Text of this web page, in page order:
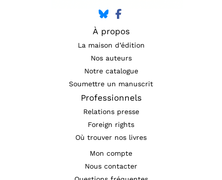
À propos
La maison d’édition
Nos auteurs
Notre catalogue
Soumettre un manuscrit
Professionnels
Relations presse
Foreign rights
Où trouver nos livres
Mon compte
Nous contacter